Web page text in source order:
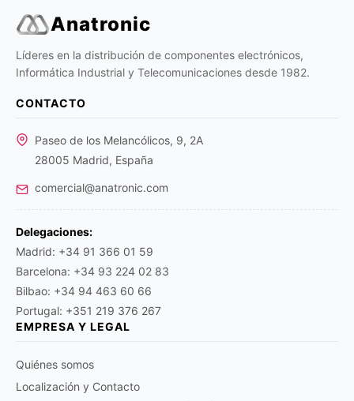
Anatronic
Líderes en la distribución de componentes electrónicos,
Informática Industrial y Telecomunicaciones desde 1982.
CONTACTO
Paseo de los Melancólicos, 9, 2A
28005 Madrid, España
comercial@anatronic.com
Delegaciones:
Madrid: +34 91 366 01 59
Barcelona: +34 93 224 02 83
Bilbao: +34 94 463 60 66
Portugal: +351 219 376 267
EMPRESA Y LEGAL
Quiénes somos
Localización y Contacto